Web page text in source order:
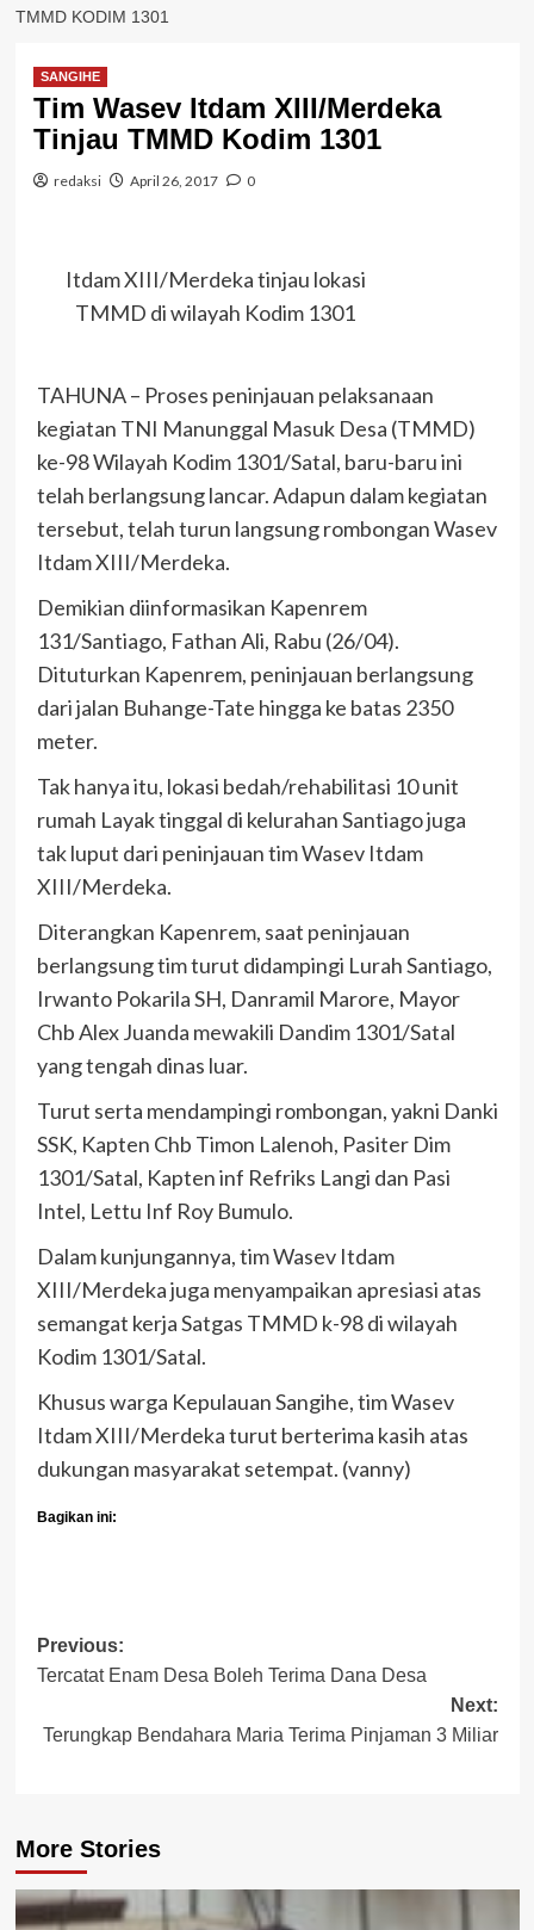
TMMD KODIM 1301
SANGIHE
Tim Wasev Itdam XIII/Merdeka
Tinjau TMMD Kodim 1301
redaksi April 26, 2017 0
Itdam XIII/Merdeka tinjau lokasi
TMMD di wilayah Kodim 1301
TAHUNA – Proses peninjauan pelaksanaan
kegiatan TNI Manunggal Masuk Desa (TMMD)
ke-98 Wilayah Kodim 1301/Satal, baru-baru ini
telah berlangsung lancar. Adapun dalam kegiatan
tersebut, telah turun langsung rombongan Wasev
Itdam XIII/Merdeka.
Demikian diinformasikan Kapenrem
131/Santiago, Fathan Ali, Rabu (26/04).
Dituturkan Kapenrem, peninjauan berlangsung
dari jalan Buhange-Tate hingga ke batas 2350
meter.
Tak hanya itu, lokasi bedah/rehabilitasi 10 unit
rumah Layak tinggal di kelurahan Santiago juga
tak luput dari peninjauan tim Wasev Itdam
XIII/Merdeka.
Diterangkan Kapenrem, saat peninjauan
berlangsung tim turut didampingi Lurah Santiago,
Irwanto Pokarila SH, Danramil Marore, Mayor
Chb Alex Juanda mewakili Dandim 1301/Satal
yang tengah dinas luar.
Turut serta mendampingi rombongan, yakni Danki
SSK, Kapten Chb Timon Lalenoh, Pasiter Dim
1301/Satal, Kapten inf Refriks Langi dan Pasi
Intel, Lettu Inf Roy Bumulo.
Dalam kunjungannya, tim Wasev Itdam
XIII/Merdeka juga menyampaikan apresiasi atas
semangat kerja Satgas TMMD k-98 di wilayah
Kodim 1301/Satal.
Khusus warga Kepulauan Sangihe, tim Wasev
Itdam XIII/Merdeka turut berterima kasih atas
dukungan masyarakat setempat. (vanny)
Bagikan ini:
Post
navigation
Previous:
Tercatat Enam Desa Boleh Terima Dana Desa
Next:
Terungkap Bendahara Maria Terima Pinjaman 3 Miliar
More Stories